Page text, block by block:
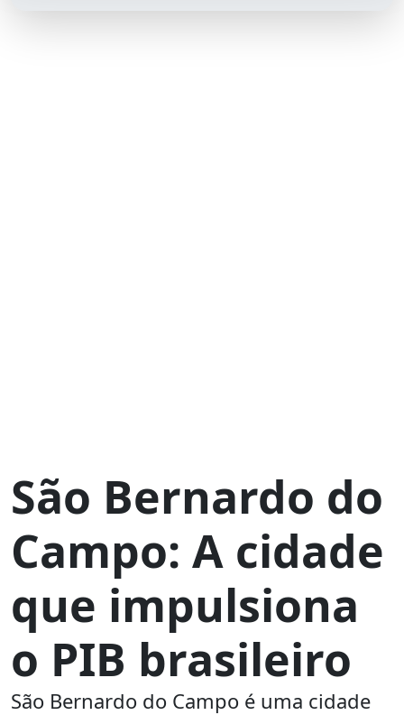
São Bernardo do
Campo: A cidade
que impulsiona
o PIB brasileiro
São Bernardo do Campo é uma cidade